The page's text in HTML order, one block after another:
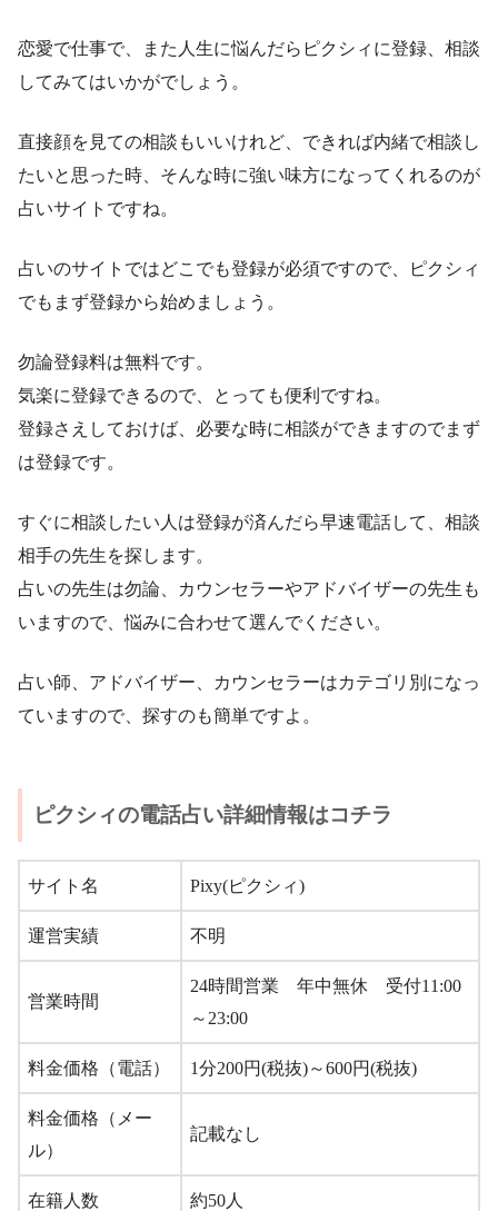
恋愛で仕事で、また人生に悩んだらピクシィに登録、相談
してみてはいかがでしょう。
直接顔を見ての相談もいいけれど、できれば内緒で相談し
たいと思った時、そんな時に強い味方になってくれるのが
占いサイトですね。
占いのサイトではどこでも登録が必須ですので、ピクシィ
でもまず登録から始めましょう。
勿論登録料は無料です。
気楽に登録できるので、とっても便利ですね。
登録さえしておけば、必要な時に相談ができますのでまず
は登録です。
すぐに相談したい人は登録が済んだら早速電話して、相談
相手の先生を探します。
占いの先生は勿論、カウンセラーやアドバイザーの先生も
いますので、悩みに合わせて選んでください。
占い師、アドバイザー、カウンセラーはカテゴリ別になっ
ていますので、探すのも簡単ですよ。
ピクシィの電話占い詳細情報はコチラ
サイト名 Pixy(ピクシィ)
運営実績 不明
営業時間
24時間営業 年中無休 受付11:00
～23:00
料金価格（電話） 1分200円(税抜)～600円(税抜)
料金価格（メー
ル）
記載なし
在籍人数 約50人